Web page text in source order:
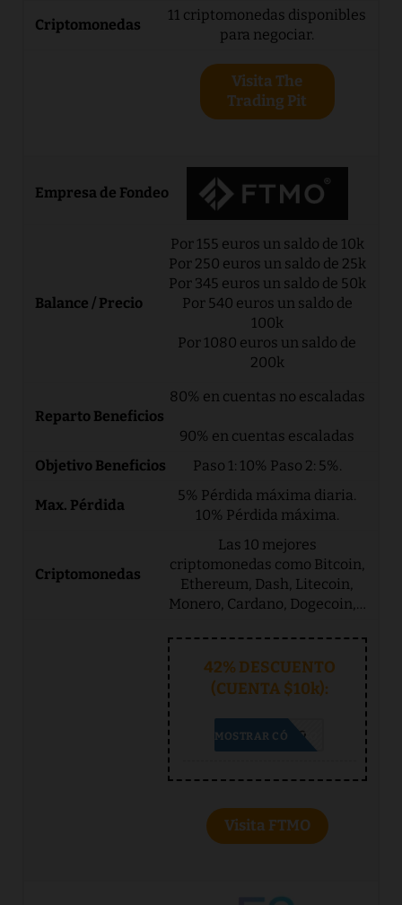
11 criptomonedas disponibles
para negociar.
Visita The
Trading Pit
Por 155 euros un saldo de 10k
Por 250 euros un saldo de 25k
Por 345 euros un saldo de 50k
Por 540 euros un saldo de
100k
Por 1080 euros un saldo de
200k
80% en cuentas no escaladas
90% en cuentas escaladas
Paso 1: 10% Paso 2: 5%.
5% Pérdida máxima diaria.
10% Pérdida máxima.
Las 10 mejores
criptomonedas como Bitcoin,
Ethereum, Dash, Litecoin,
Monero, Cardano, Dogecoin,…
42% DESCUENTO
(CUENTA $10k):
SIN CÓDIGO
MOSTRAR CÓDIGO
Visita FTMO